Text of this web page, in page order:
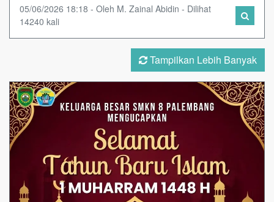
05/06/2026 18:18 - Oleh M. Zainal Abidin - Dilihat
14240 kali
Tampilkan Lebih Banyak